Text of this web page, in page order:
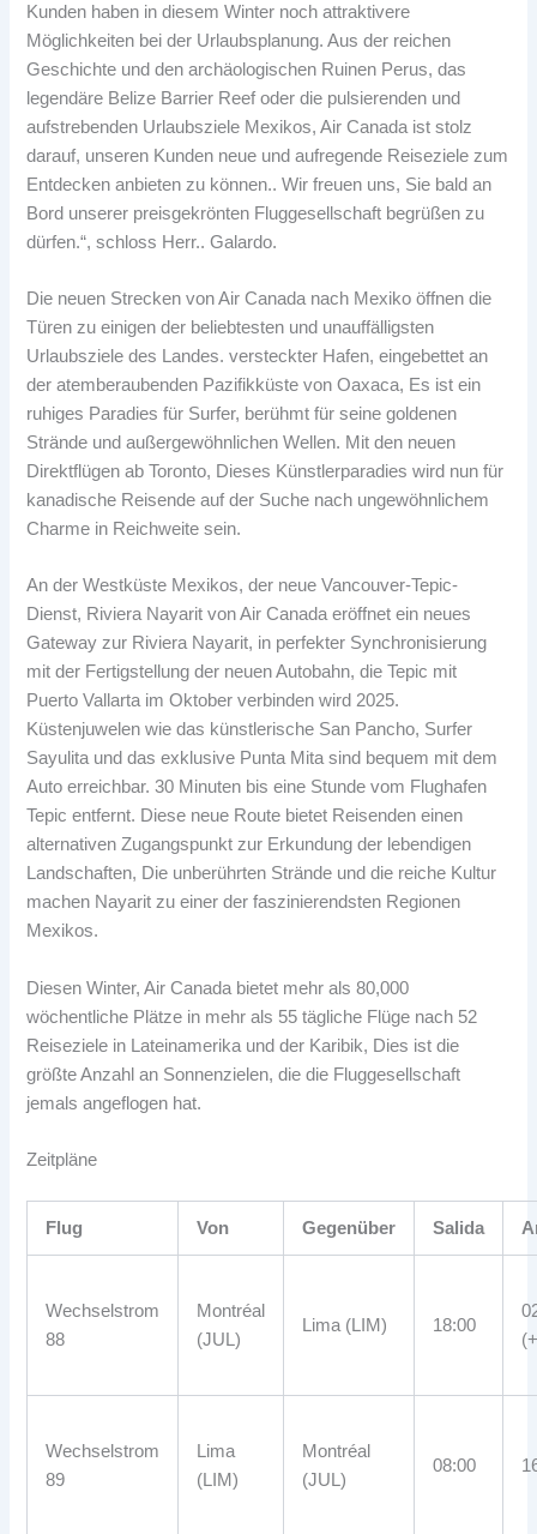
Kunden haben in diesem Winter noch attraktivere
Möglichkeiten bei der Urlaubsplanung. Aus der reichen
Geschichte und den archäologischen Ruinen Perus, das
legendäre Belize Barrier Reef oder die pulsierenden und
aufstrebenden Urlaubsziele Mexikos, Air Canada ist stolz
darauf, unseren Kunden neue und aufregende Reiseziele zum
Entdecken anbieten zu können.. Wir freuen uns, Sie bald an
Bord unserer preisgekrönten Fluggesellschaft begrüßen zu
dürfen.“, schloss Herr.. Galardo.
Die neuen Strecken von Air Canada nach Mexiko öffnen die
Türen zu einigen der beliebtesten und unauffälligsten
Urlaubsziele des Landes. versteckter Hafen, eingebettet an
der atemberaubenden Pazifikküste von Oaxaca, Es ist ein
ruhiges Paradies für Surfer, berühmt für seine goldenen
Strände und außergewöhnlichen Wellen. Mit den neuen
Direktflügen ab Toronto, Dieses Künstlerparadies wird nun für
kanadische Reisende auf der Suche nach ungewöhnlichem
Charme in Reichweite sein.
An der Westküste Mexikos, der neue Vancouver-Tepic-
Dienst, Riviera Nayarit von Air Canada eröffnet ein neues
Gateway zur Riviera Nayarit, in perfekter Synchronisierung
mit der Fertigstellung der neuen Autobahn, die Tepic mit
Puerto Vallarta im Oktober verbinden wird 2025.
Küstenjuwelen wie das künstlerische San Pancho, Surfer
Sayulita und das exklusive Punta Mita sind bequem mit dem
Auto erreichbar. 30 Minuten bis eine Stunde vom Flughafen
Tepic entfernt. Diese neue Route bietet Reisenden einen
alternativen Zugangspunkt zur Erkundung der lebendigen
Landschaften, Die unberührten Strände und die reiche Kultur
machen Nayarit zu einer der faszinierendsten Regionen
Mexikos.
Diesen Winter, Air Canada bietet mehr als 80,000
wöchentliche Plätze in mehr als 55 tägliche Flüge nach 52
Reiseziele in Lateinamerika und der Karibik, Dies ist die
größte Anzahl an Sonnenzielen, die die Fluggesellschaft
jemals angeflogen hat.
Zeitpläne
Flug Von Gegenüber Salida
Wechselstrom
88
Montréal
(JUL)
Lima (LIM) 18:00
Wechselstrom
89
Lima
(LIM)
Montréal
(JUL)
08:00